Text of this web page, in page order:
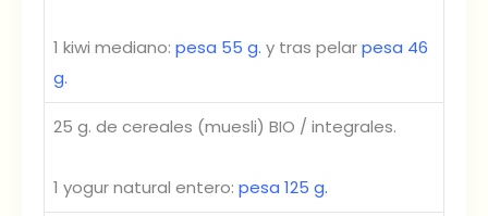
1 kiwi mediano: pesa 55 g. y tras pelarpesa 46
g.
25 g. de cereales (muesli) BIO / integrales.
1 yogur natural entero: pesa 125 g.